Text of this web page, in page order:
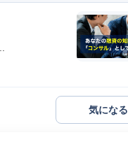
気になる